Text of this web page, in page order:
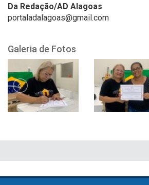
Da Redação/AD Alagoas
portaladalagoas@gmail.com
Galeria de Fotos